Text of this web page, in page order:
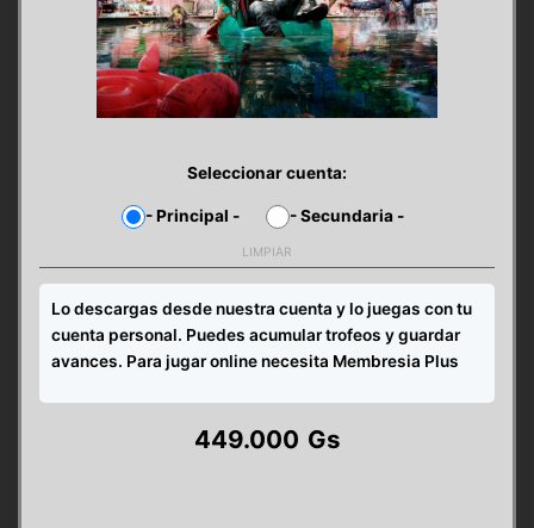
Seleccionar cuenta:
-Principal - -Secundaria-
LIMPIAR
Lo descargas desde nuestra cuenta y lo juegas con tu
cuenta personal. Puedes acumular trofeos y guardar
avances. Para jugar online necesita Membresia Plus
449.000 Gs